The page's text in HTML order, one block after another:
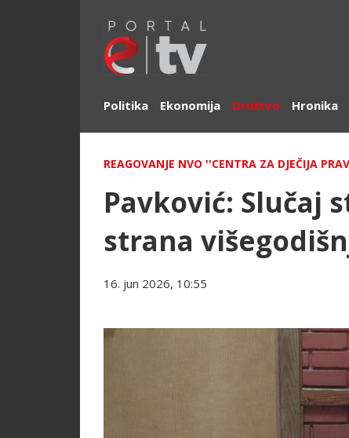
Politika Ekonomija Društvo Hronika
REAGOVANJE NVO ''CENTRA ZA DJEČIJA
Pavković: Slučaj
strana
16. jun 2026, 10:55